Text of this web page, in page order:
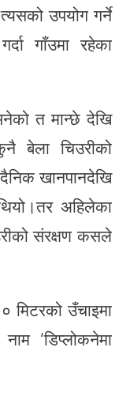
उपयोग गर्ने
गाँउमा रहेका
त मान्छे देखि
बेला चिउरीको
खानपानदेखि
अहिलेका
संरक्षण कसले
मिटरको उँचाइमा
‘डिप्लोकनेमा